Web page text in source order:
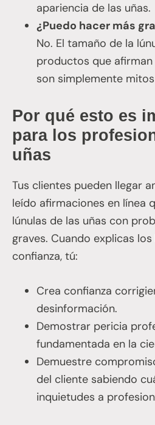
apariencia de las uñas.
¿Puedo hacer más
No. El tamaño de la
productos que afirman
son simplemente
Por qué esto es
para los
uñas
Tus clientes pueden llegar
leído afirmaciones en línea
lúnulas de las uñas con
graves. Cuando explicas
confianza, tú:
Crea confianza
desinformación.
Demostrar pericia
fundamentada en la
Demuestre
del cliente sabiendo
inquietudes a